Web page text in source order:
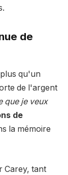
de
qu'un
de l'argent
que je veux
de
la mémoire
Carey, tant